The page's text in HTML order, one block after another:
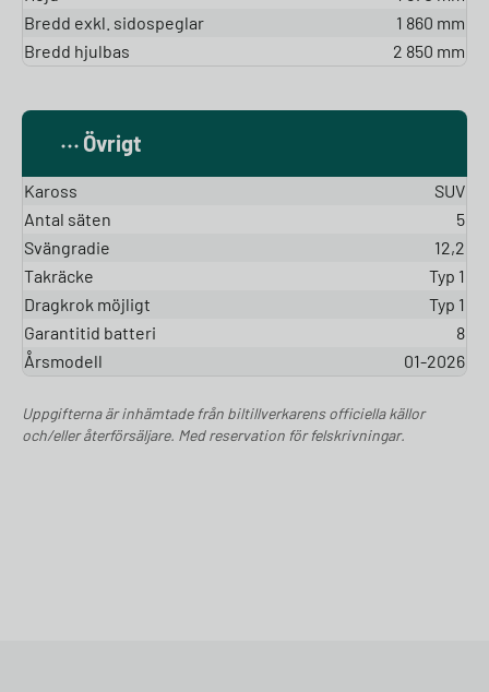
Bredd exkl. sidospeglar
1 860 mm
Bredd hjulbas
2 850 mm
Övrigt
Kaross
SUV
Antal säten
5
Svängradie
12,2
Takräcke
Typ 1
Dragkrok möjligt
Typ 1
Garantitid batteri
8
Årsmodell
01-2026
Uppgifterna är inhämtade från biltillverkarens officiella källor
och/eller återförsäljare. Med reservation för felskrivningar.